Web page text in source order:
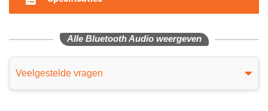
Alle Bluetooth Audio weergeven
Veelgestelde vragen